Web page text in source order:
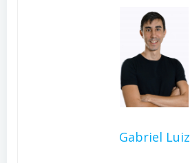
Gabriel Luiz